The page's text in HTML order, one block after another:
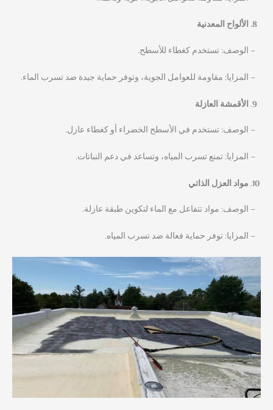
الألواح المعدنية
– الوصف: تستخدم كغطاء للأسطح.
– المزايا: مقاومة للعوامل الجوية، وتوفر حماية جيدة ضد تسرب الماء.
الأقمشة العازلة
– الوصف: تستخدم في الأسطح الخضراء أو كغطاء عازل.
– المزايا: تمنع تسرب المياه، وتساعد في دعم النباتات.
مواد العزل الذاتي
– الوصف: مواد تتفاعل مع الماء لتكوين طبقة عازلة.
– المزايا: توفر حماية فعالة ضد تسرب المياه.